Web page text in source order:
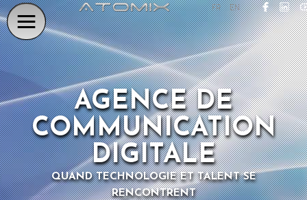
FR EN
AGENCE DE
COMMUNICATION
DIGITALE
QUAND TECHNOLOGIE ET TALENT SE
RENCONTRENT